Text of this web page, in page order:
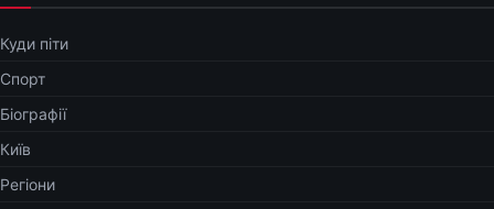
Куди піти
Спорт
Біографії
Київ
Регіони